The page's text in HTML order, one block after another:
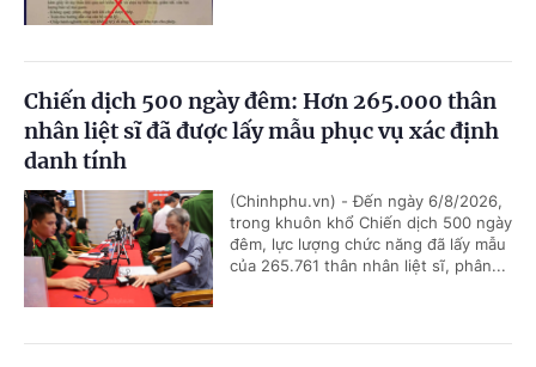
Chiến dịch 500 ngày đêm: Hơn 265.000 thân
nhân liệt sĩ đã được lấy mẫu phục vụ xác định
danh tính
(Chinhphu.vn) - Đến ngày 6/8/2026,
trong khuôn khổ Chiến dịch 500 ngày
đêm, lực lượng chức năng đã lấy mẫu
của 265.761 thân nhân liệt sĩ, phân...